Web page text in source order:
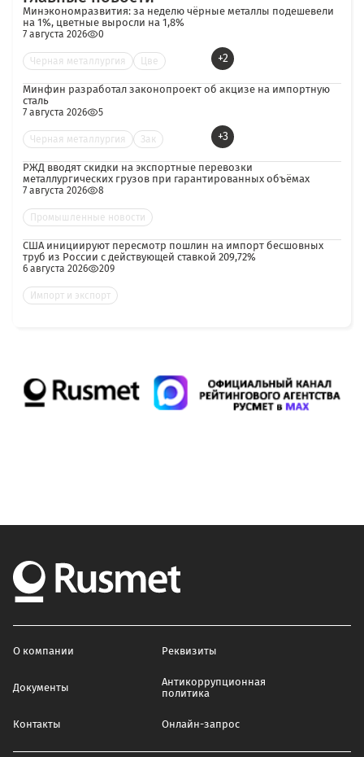
Минэкономразвития: за неделю чёрные металлы подешевели
на 1%, цветные выросли на 1,8%
7 августа 2026 0
Черная металлургия Цве +2
Минфин разработал законопроект об акцизе на импортную
сталь
7 августа 2026 5
Черная металлургия Зак +3
РЖД вводят скидки на экспортные перевозки
металлургических грузов при гарантированных объёмах
7 августа 2026 8
Промышленные новости
США инициируют пересмотр пошлин на импорт бесшовных
труб из России с действующей ставкой 209,72%
6 августа 2026 209
Импорт и экспорт
О компании Реквизиты
Документы
Антикоррупционная
политика
Контакты Онлайн-запрос